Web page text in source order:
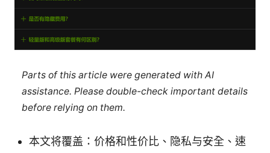
Parts of this article were generated with AI
assistance. Please double-check important details
before relying on them.
本文将覆盖：价格和性价比、隐私与安全、速